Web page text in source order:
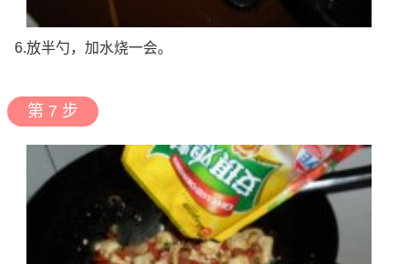
6.放半勺，加水烧一会。
第 7 步